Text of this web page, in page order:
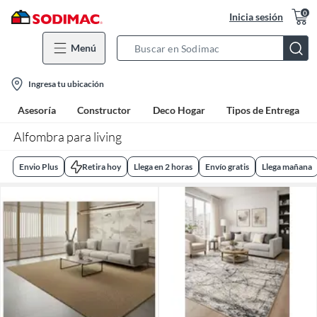
Inicia sesión 0
Menú
Bar
location-
icon
Ingresa tu ubicación
Asesoría Constructor Deco Hogar Tipos de Entrega
Alfombra para living
Envio Plus Retira hoy Llega en 2 horas Envío gratis Llega mañana